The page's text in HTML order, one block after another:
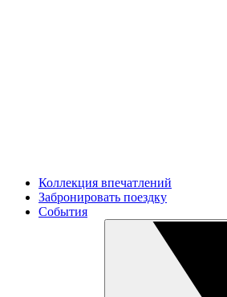
Коллекция впечатлений
Забронировать поездку
События